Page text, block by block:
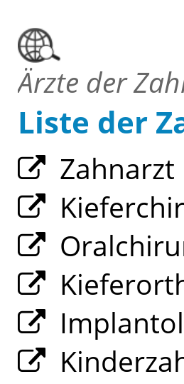
Ärzte der
Liste der
Zahnarzt